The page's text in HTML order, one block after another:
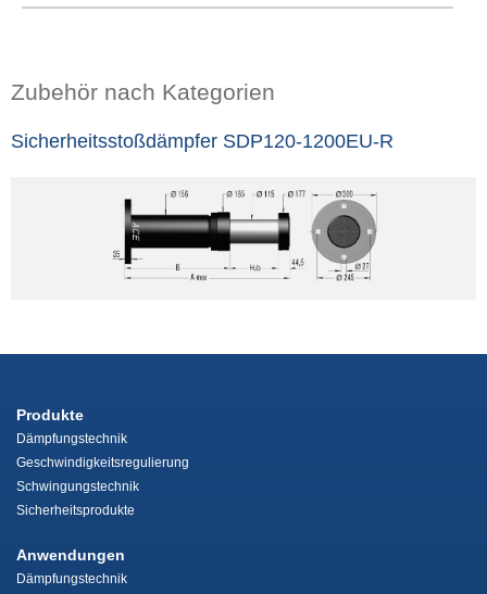
Zubehör nach Kategorien
Sicherheitsstoßdämpfer SDP120-1200EU-R
Produkte
Dämpfungstechnik
Geschwindigkeitsregulierung
Schwingungstechnik
Sicherheitsprodukte
Anwendungen
Dämpfungstechnik